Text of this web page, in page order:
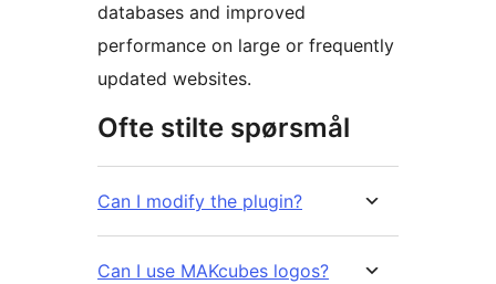
databases and improved
performance on large or frequently
updated websites.
Ofte stilte spørsmål
Can I modify the plugin?
Can I use MAKcubes logos?